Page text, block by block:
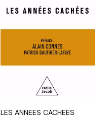
LES ANNEES CACHEES